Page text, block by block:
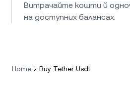
Витрачайте кошти й
на доступних балансах.
Home Buy Tether Usdt